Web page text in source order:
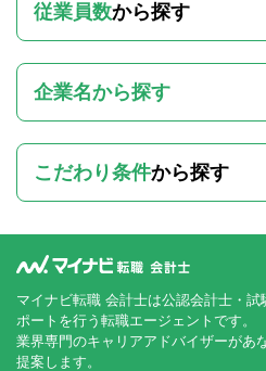
従業員数から探す
企業名から探す
こだわり条件から探す
マイナビ転職 会計士は公認会計士・
ポートを行う転職エージェントです。
業界専門のキャリアアドバイザーがあ
提案します。